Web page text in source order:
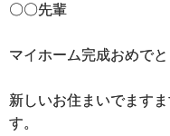
〇〇先輩
マイホーム完成おめでと
新しいお住まいでます
す。